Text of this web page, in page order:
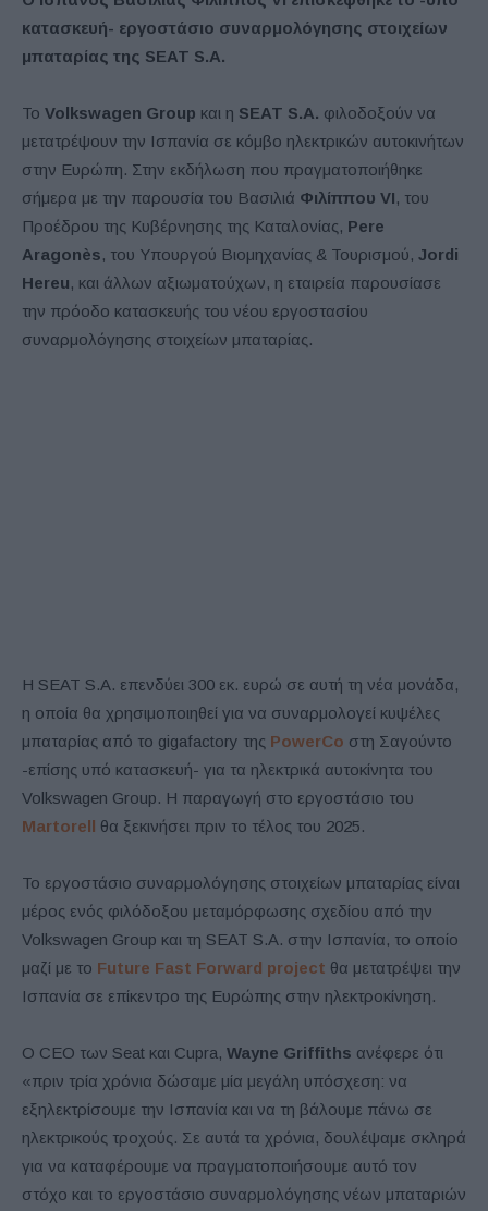
κατασκευή- εργοστάσιο συναρμολόγησης στοιχείων
μπαταρίας της SEAT S.A.
Το Volkswagen Group και η SEAT S.A. φιλοδοξούν να
μετατρέψουν την Ισπανία σε κόμβο ηλεκτρικών αυτοκινήτων
στην Ευρώπη. Στην εκδήλωση που πραγματοποιήθηκε
σήμερα με την παρουσία του Βασιλιά Φιλίππου VI, του
Προέδρου της Κυβέρνησης της Καταλονίας, Pere
Aragonès, του Υπουργού Βιομηχανίας & Τουρισμού, Jordi
Hereu, και άλλων αξιωματούχων, η εταιρεία παρουσίασε
την πρόοδο κατασκευής του νέου εργοστασίου
συναρμολόγησης στοιχείων μπαταρίας.
Η SEAT S.A. επενδύει 300 εκ. ευρώ σε αυτή τη νέα μονάδα,
η οποία θα χρησιμοποιηθεί για να συναρμολογεί κυψέλες
μπαταρίας από το gigafactory της PowerCo στη Σαγούντο
-επίσης υπό κατασκευή- για τα ηλεκτρικά αυτοκίνητα του
Volkswagen Group. Η παραγωγή στο εργοστάσιο του
Martorell θα ξεκινήσει πριν το τέλος του 2025.
Το εργοστάσιο συναρμολόγησης στοιχείων μπαταρίας είναι
μέρος ενός φιλόδοξου μεταμόρφωσης σχεδίου από την
Volkswagen Group και τη SEAT S.A. στην Ισπανία, το οποίο
μαζί με το Future Fast Forward project θα μετατρέψει την
Ισπανία σε επίκεντρο της Ευρώπης στην ηλεκτροκίνηση.
Ο CEO των Seat και Cupra, Wayne Griffiths ανέφερε ότι
«πριν τρία χρόνια δώσαμε μία μεγάλη υπόσχεση: να
εξηλεκτρίσουμε την Ισπανία και να τη βάλουμε πάνω σε
ηλεκτρικούς τροχούς. Σε αυτά τα χρόνια, δουλέψαμε σκληρά
για να καταφέρουμε να πραγματοποιήσουμε αυτό τον
στόχο και το εργοστάσιο συναρμολόγησης νέων μπαταριών